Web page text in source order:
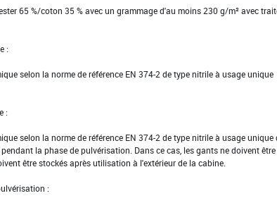
65 %/coton 35 % avec un grammage d'au moins 230 g/m² avec
:
selon la norme de référence EN 374-2 de type nitrile à usage unique
:
selon la norme de référence EN 374-2 de type nitrile à usage unique
la phase de pulvérisation. Dans ce cas, les gants ne doivent être
être stockés après utilisation à l'extérieur de la cabine.
: